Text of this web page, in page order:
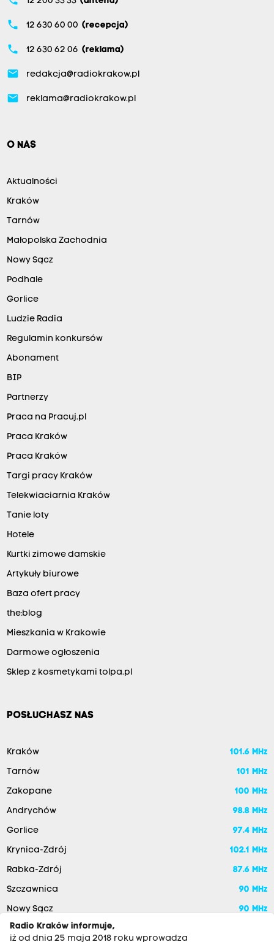
phone 12 630 60 00 (recepcja)
phone 12 630 62 06 (reklama)
email redakcja@radiokrakow.pl
email reklama@radiokrakow.pl
O NAS
Aktualności
Kraków
Tarnów
Małopolska Zachodnia
Nowy Sącz
Podhale
Gorlice
Ludzie Radia
Regulamin konkursów
Abonament
BIP
Partnerzy
Praca na Pracuj.pl
Praca Kraków
Praca Kraków
Targi pracy Kraków
Telekwiaciarnia Kraków
Tanie loty
Hotele
Kurtki zimowe damskie
Artykuły biurowe
Baza ofert pracy
the:blog
Mieszkania w Krakowie
Darmowe ogłoszenia
Sklep z kosmetykami tolpa.pl
POSŁUCHASZ NAS
Kraków 101.6 MHz
Tarnów 101 MHz
Zakopane 100 MHz
Andrychów 98.8 MHz
Gorlice 97.4 MHz
Krynica-Zdrój 102.1 MHz
Rabka-Zdrój 87.6 MHz
Szczawnica 90 MHz
Nowy Sącz
90 MHz
Radio Kraków informuje,
iż od dnia 25 maja 2018 roku wprowadza